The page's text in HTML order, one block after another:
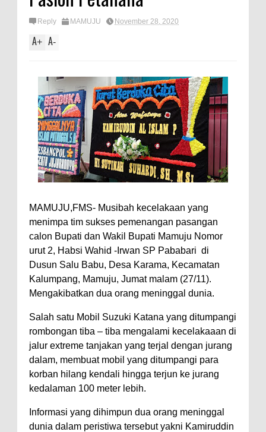
Reply MAMUJU November 28, 2020
A+ A-
MAMUJU,FMS- Musibah kecelakaan yang
menimpa tim sukses pemenangan pasangan
calon Bupati dan Wakil Bupati Mamuju Nomor
urut 2, Habsi Wahid -Irwan SP Pababari di
Dusun Salu Babu, Desa Karama, Kecamatan
Kalumpang, Mamuju, Jumat malam (27/11).
Mengakibatkan dua orang meninggal dunia.
Salah satu Mobil Suzuki Katana yang ditumpangi
rombongan tiba – tiba mengalami kecelakaaan di
jalur extreme tanjakan yang terjal dengan jurang
dalam, membuat mobil yang ditumpangi para
korban hilang kendali hingga terjun ke jurang
kedalaman 100 meter lebih.
Informasi yang dihimpun dua orang meninggal
dunia dalam peristiwa tersebut yakni Kamiruddin